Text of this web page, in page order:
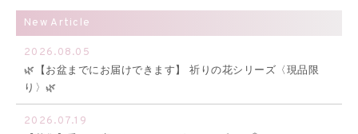
New Article
2026.08.05
🌿【お盆までにお届けできます】 祈りの花シリーズ〈現品限
り〉🌿
2026.07.19